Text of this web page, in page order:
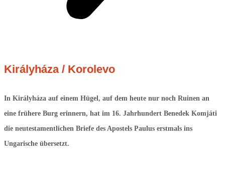
Királyháza / Korolevo
In Királyháza auf einem Hügel, auf dem heute nur noch Ruinen an
eine frühere Burg erinnern, hat im 16. Jahrhundert Benedek Komjáti
die neutestamentlichen Briefe des Apostels Paulus erstmals ins
Ungarische übersetzt.